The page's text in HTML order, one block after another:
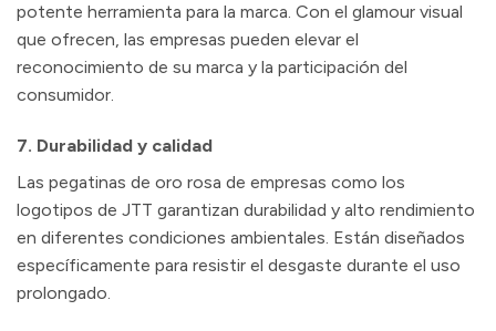
potente herramienta para la marca. Con el glamour visual
que ofrecen, las empresas pueden elevar el
reconocimiento de su marca y la participación del
consumidor.
7. Durabilidad y calidad
Las pegatinas de oro rosa de empresas como los
logotipos de JTT garantizan durabilidad y alto rendimiento
en diferentes condiciones ambientales. Están diseñados
específicamente para resistir el desgaste durante el uso
prolongado.